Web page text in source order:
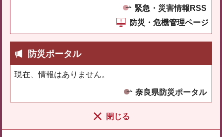
緊急・災害情報RSS
防災・危機管理ページ
防災ポータル
現在、情報はありません。
奈良県防災ポータル
閉じる